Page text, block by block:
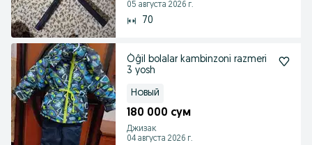
05 августа 2026 г.
70
Òĝil bolalar kambinzoni razmeri
3 yosh
Новый
180 000 сум
Джизак
04 августа 2026 г.